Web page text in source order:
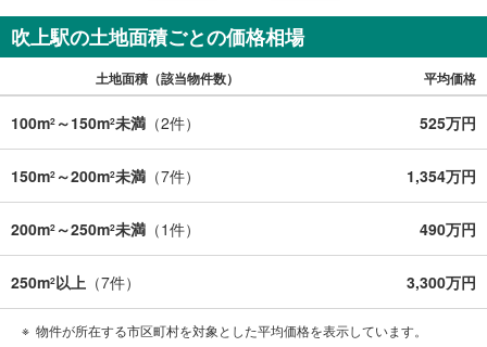
吹上駅の土地面積ごとの価格相場
土地面積（該当物件数） 平均価格
100m2 ～150m2未満 （2件） 525万円
150m2 ～200m2未満 （7件） 1,354万円
200m2 ～250m2未満 （1件） 490万円
250m2以上 （7件） 3,300万円
物件が所在する市区町村を対象とした平均価格を表示しています。